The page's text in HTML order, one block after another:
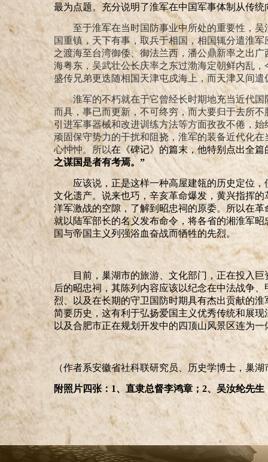
最为点题。充分说明了淮军在中国军事体制从传
至于淮军在当时国防事业中所处的重要性，
国重镇，天下有事，取兵于相国，相国辄分遣淮
之渡海至台湾御倭、御法兰西，潘公鼎新率之出
海粤东，吴武壮公长庆率之东过渤海定朝鲜内乱
盛传兄弟更迭随相国天津屯戍海上，而天津又间
淮军的不朽就在于它曾经长时期地充当近代
而具，事已而更新，不可终穷，而大要归于去所
引进军事器械和改进训练方法等方面孜孜不倦，
顽固保守势力的干扰和阻挠，淮军的装备近代化
心忡忡。所以在《碑记》的篇末，他特别点出全篇
之谋国是者有考焉。”
应该说，正是这样一种高屋建瓴的历史定位
文化遗产。说来也巧，辛亥革命爆发，黄兴指挥
洋军激战的空隙，了解到昭忠祠的原委。所以在
就以陆军部长的名义发布命令，将各省的湘淮军
国与帝国主义列强浴血奋战而牺牲的先烈。
目前，巢湖市的旅游、文化部门，正在投入
后的昭忠祠，其陈列内容应该以纪念在中法战争
烈、以及在长期的守卫国防时期具有杰出贡献的
简要历史，这有利于弘扬爱国主义优秀传统和展
以及合肥市正在规划开发中的四顶山风景区连为
（作者系安徽省社科联研究员、历史学博士，巢
附照片四张：1、直隶总督李鸿章；2、吴汝纶先